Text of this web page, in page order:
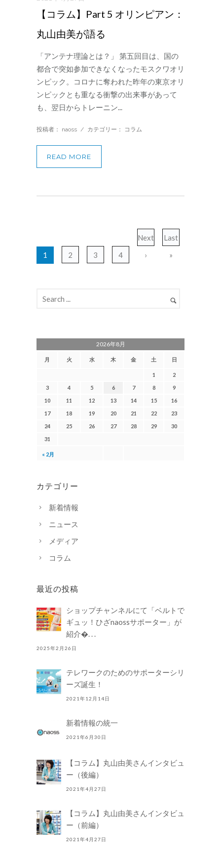
【コラム】Part 5 オリンピアン：
丸山由美が語る
「アンテナ理論とは？」 第五回目は、国の
都合で突如参加できなくなったモスクワオリ
ンピック。コロナに奪われた昨年の東京オリ
ンピックとも重なる衝撃の出来事があって
も、翌日からトレーニン...
投稿者： naoss / カテゴリー： コラム
READ MORE
1 2 3 4
Next
›
Last
»
2026年8月
月 火 水 木 金 土 日
« 2月
1
2
3
4 5 6 7 8
9
10
11 12 13 14 15
16
17
18 19 20 21 22
23
24
25 26 27 28 29
30
31
カテゴリー
新着情報
ニュース
メディア
コラム
最近の投稿
ショップチャンネルにて「ベルトで
ギュッ！ひざnaossサポーター」が
紹介�. . .
2025年2月26日
テレワークのためのサポーターシリ
ーズ誕生！
2021年12月14日
新着情報の統一
2021年6月30日
【コラム】丸山由美さんインタビュ
ー（後編）
2021年4月27日
【コラム】丸山由美さんインタビュ
ー（前編）
2021年4月27日